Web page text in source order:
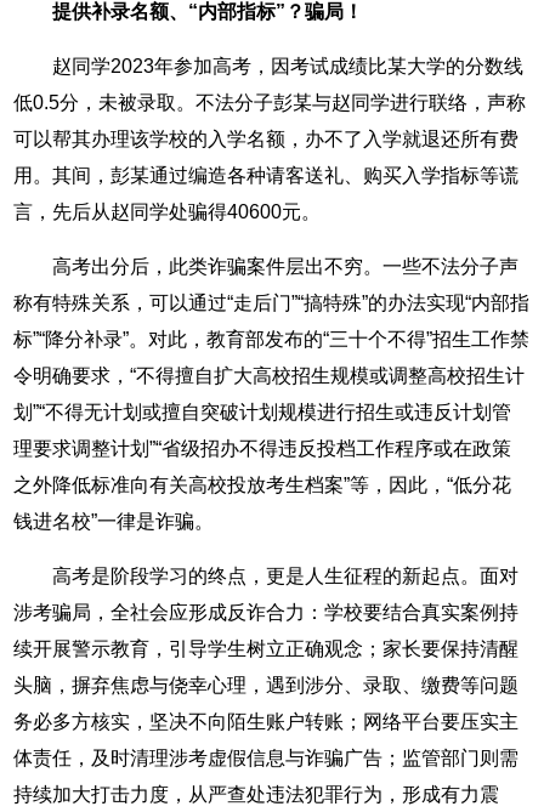
提供补录名额、“内部指标”？骗局！
赵同学2023年参加高考，因考试成绩比某大学的分数线
低0.5分，未被录取。不法分子彭某与赵同学进行联络，声称
可以帮其办理该学校的入学名额，办不了入学就退还所有费
用。其间，彭某通过编造各种请客送礼、购买入学指标等谎
言，先后从赵同学处骗得40600元。
高考出分后，此类诈骗案件层出不穷。一些不法分子声
称有特殊关系，可以通过“走后门”“搞特殊”的办法实现“内部指
标”“降分补录”。对此，教育部发布的“三十个不得”招生工作禁
令明确要求，“不得擅自扩大高校招生规模或调整高校招生计
划”“不得无计划或擅自突破计划规模进行招生或违反计划管
理要求调整计划”“省级招办不得违反投档工作程序或在政策
之外降低标准向有关高校投放考生档案”等，因此，“低分花
钱进名校”一律是诈骗。
高考是阶段学习的终点，更是人生征程的新起点。面对
涉考骗局，全社会应形成反诈合力：学校要结合真实案例持
续开展警示教育，引导学生树立正确观念；家长要保持清醒
头脑，摒弃焦虑与侥幸心理，遇到涉分、录取、缴费等问题
务必多方核实，坚决不向陌生账户转账；网络平台要压实主
体责任，及时清理涉考虚假信息与诈骗广告；监管部门则需
持续加大打击力度，从严查处违法犯罪行为，形成有力震